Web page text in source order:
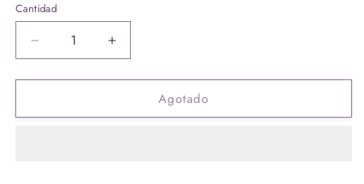
Cantidad
Cantidad
Reducir
cantidad
para
Ryuichi
Aumentar
cantidad
para
Ryuichi
Agotado